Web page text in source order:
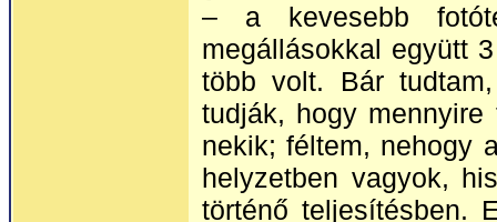
– a kevesebb
megállásokkal együtt
több volt. Bár
tudják, hogy
nekik; féltem, nehogy
helyzetben vagyok,
történő teljesítésben.